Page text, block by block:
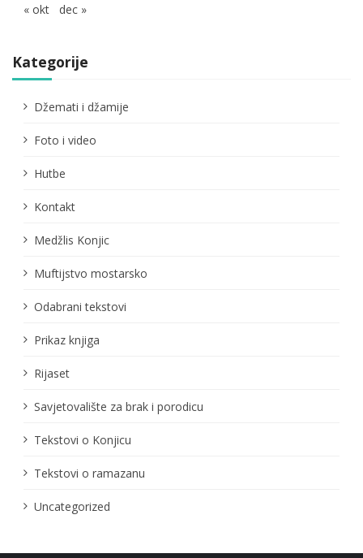
« okt dec »
Kategorije
Džemati i džamije
Foto i video
Hutbe
Kontakt
Medžlis Konjic
Muftijstvo mostarsko
Odabrani tekstovi
Prikaz knjiga
Rijaset
Savjetovalište za brak i porodicu
Tekstovi o Konjicu
Tekstovi o ramazanu
Uncategorized